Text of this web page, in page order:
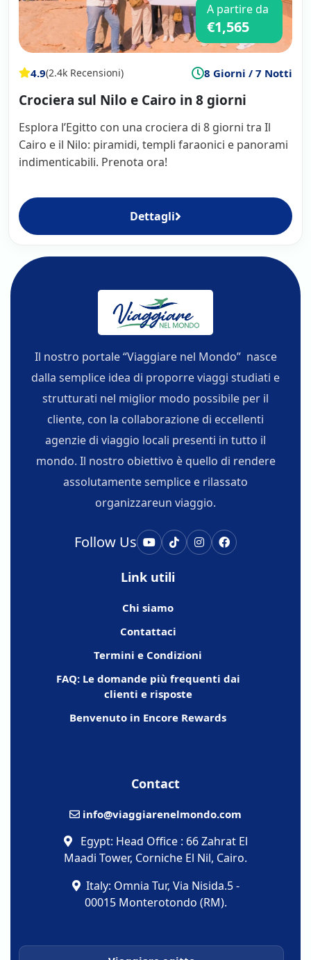
A partire da
€1,565
4.9(2.4k Recensioni) 8 Giorni / 7 Notti
Crociera sul Nilo e Cairo in 8 giorni
Esplora l’Egitto con una crociera di 8 giorni tra Il
Cairo e il Nilo: piramidi, templi faraonici e panorami
indimenticabili. Prenota ora!
Dettagli
Il nostro portale “Viaggiare nel Mondo” nasce
dalla semplice idea di proporre viaggi studiati e
strutturati nel miglior modo possibile per il
cliente, con la collaborazione di eccellenti
agenzie di viaggio locali presenti in tutto il
mondo. Il nostro obiettivo è quello di rendere
assolutamente semplice e rilassato
organizzareun viaggio.
Follow Us
Link utili
Chi siamo
Contattaci
Termini e Condizioni
FAQ: Le domande più frequenti dai
clienti e risposte
Benvenuto in Encore Rewards
Contact
info@viaggiarenelmondo.com
Egypt: Head Office : 66 Zahrat El
Maadi Tower, Corniche El Nil, Cairo.
Italy: Omnia Tur, Via Nisida.5 -
00015 Monterotondo (RM).